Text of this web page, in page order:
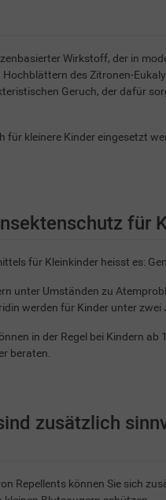
Wirkstoff, der in
des Zitronen-
Geruch, der dafür
für kleinere Kinder eingesetzt
für
für Kleinkinder heisst es:
unter Umständen zu
werden für Kinder unter zwei
in der Regel bei Kindern ab
beraten.
zusätzlich
Repellents können Sie sich